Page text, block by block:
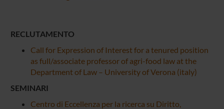
RECLUTAMENTO
Call for Expression of Interest for a tenured position
as full/associate professor of agri-food law at the
Department of Law – University of Verona (italy)
SEMINARI
Centro di Eccellenza per la ricerca su Diritto,